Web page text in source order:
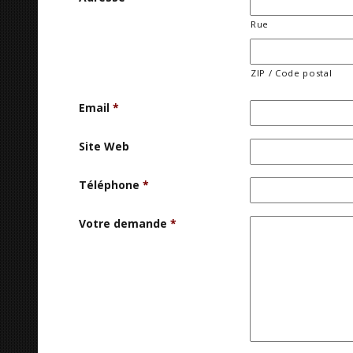
Rue
ZIP / Code postal
Email *
Site Web
Téléphone *
Votre demande *